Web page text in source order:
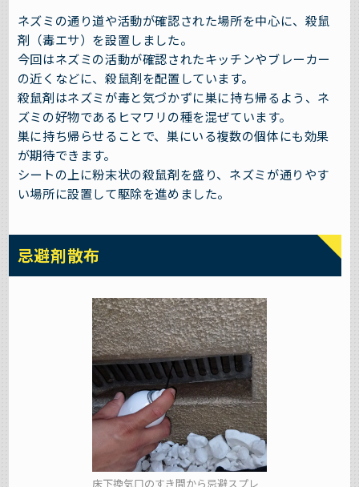
ネズミの通り道や活動が確認された場所を中心に、殺鼠
剤（毒エサ）を設置しました。
今回はネズミの活動が確認されたキッチンやブレーカー
の近くなどに、殺鼠剤を配置しています。
殺鼠剤はネズミが毒と気づかずに巣に持ち帰るよう、ネ
ズミの好物であるヒマワリの種を混ぜています。
巣に持ち帰らせることで、巣にいる複数の個体にも効果
が期待できます。
シートの上に粉末状の殺鼠剤を盛り、ネズミが通りやす
い場所に設置して駆除を進めました。
忌避剤散布
床下換気口のすき間から忌避スプレ